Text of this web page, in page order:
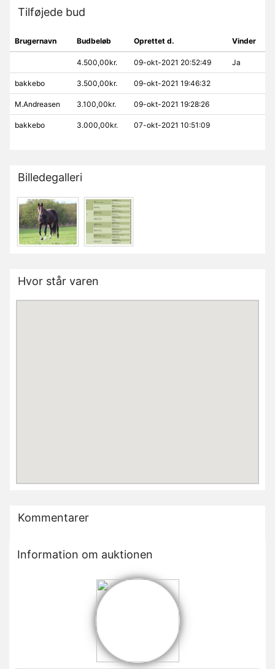
Tilføjede bud
Brugernavn Budbeløb Oprettet d. Vinder
4.500,00kr. 09-okt-2021 20:52:49 Ja
bakkebo 3.500,00kr. 09-okt-2021 19:46:32
M.Andreasen 3.100,00kr. 09-okt-2021 19:28:26
bakkebo 3.000,00kr. 07-okt-2021 10:51:09
Billedegalleri
Hvor står varen
Kommentarer
Information om auktionen